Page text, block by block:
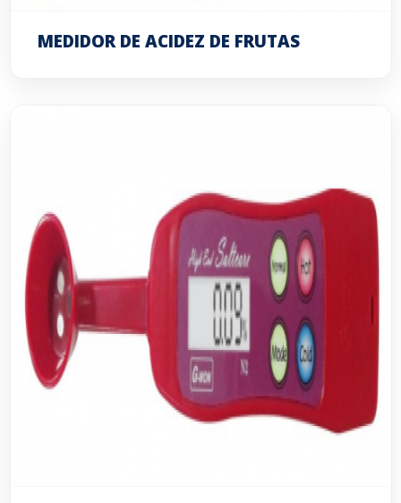
MEDIDOR DE ACIDEZ DE FRUTAS